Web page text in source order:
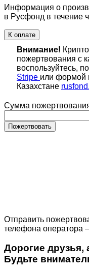
Информация о
в Русфонд в течение
К оплате
Внимание!
пожертвования с
воспользуйтесь,
Stripe или формой
Казахстане
Сумма
Пожертвовать
Отправить
телефона
Дорогие друзья,
Будьте